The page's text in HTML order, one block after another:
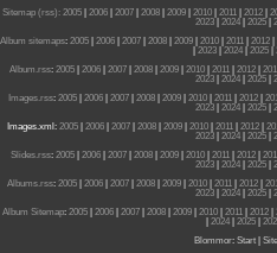
Sitemap (rss): 2005 2006 2007 2008 2009 2010 2011 2012
2023| 2024| 2025|
Album sitemaps: 2005 2006 2007 2008 2009 2010 2011 2012
2023| 2024| 2025|
Album.rss: 2005 2006 2007 2008 2009 2010 2011 2012
2023| 2024| 2025|
Images.rss: 2005| 2006| 2007| 2008| 2009| 2010| 2011| 2012|
2023| 2024| 2025|
Images.xml: 2005| 2006| 2007| 2008| 2009| 2010| 2011| 2012|
2023| 2024| 2025|
Slides.rss: 2005| 2006| 2007| 2008| 2009| 2010| 2011| 2012|
2023| 2024| 2025|
Albums.rss: 2005 2006 2007 2008 2009 2010 2011 2012
2023| 2024| 2025|
Album Sitemap: 2005| 2006| 2007| 2008| 2009| 2010| 2011| 2012|
2024| 2025|
Blommor: Start